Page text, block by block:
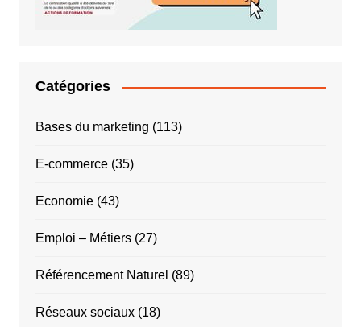
Catégories
Bases du marketing (113)
E-commerce(35)
Economie(43)
Emploi – Métiers(27)
Référencement Naturel (89)
Réseaux sociaux(18)